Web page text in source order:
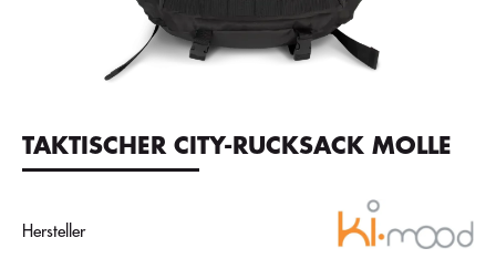
TAKTISCHER CITY-RUCKSACK MOLLE
Hersteller